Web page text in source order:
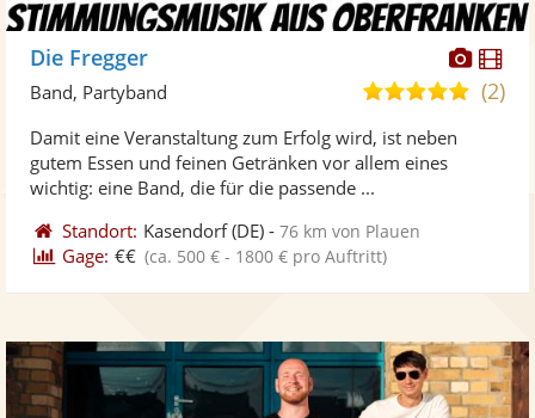
Die Fregger
5,0(2)
Band, Partyband
Damit eine Veranstaltung zum Erfolg wird, ist neben
gutem Essen und feinen Getränken vor allem eines
wichtig: eine Band, die für die passende ...
Standort: Kasendorf(DE) -76 km von Plauen
Gage: €€ (ca. 500 € - 1800 € pro Auftritt)